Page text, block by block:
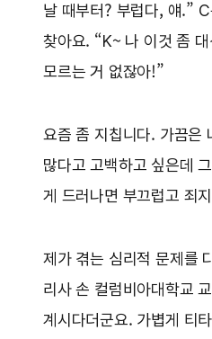
날 때부터? 부럽다, 얘.”
찾아요. “K~ 나 이것 좀
모르는 거 없잖아!”
요즘 좀 지칩니다. 가끔은
많다고 고백하고 싶은데
게 드러나면 부끄럽고 죄
제가 겪는 심리적 문제를
리사 손 컬럼비아대학교
계시다더군요. 가볍게 티